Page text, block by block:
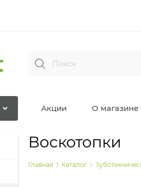
Акции О магазине
Воскотопки
Главная Каталог